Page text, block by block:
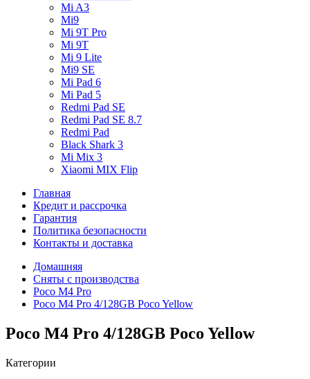
Mi A3
Mi9
Mi 9T Pro
Mi 9T
Mi 9 Lite
Mi9 SE
Mi Pad 6
Mi Pad 5
Redmi Pad SE
Redmi Pad SE 8.7
Redmi Pad
Black Shark 3
Mi Mix 3
Xiaomi MIX Flip
Главная
Кредит и рассрочка
Гарантия
Политика безопасности
Контакты и доставка
Домашняя
Сняты с производства
Poco M4 Pro
Poco M4 Pro 4/128GB Poco Yellow
Poco M4 Pro 4/128GB Poco Yellow
Категории